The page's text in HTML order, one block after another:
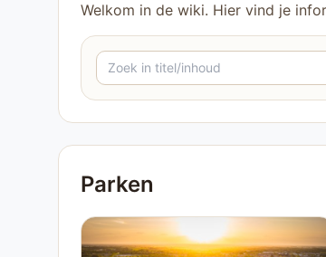
Welkom in de wiki. Hier vind je
Parken